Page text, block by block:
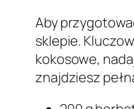
Aby
sklepie.
kokosowe,
znajdziesz